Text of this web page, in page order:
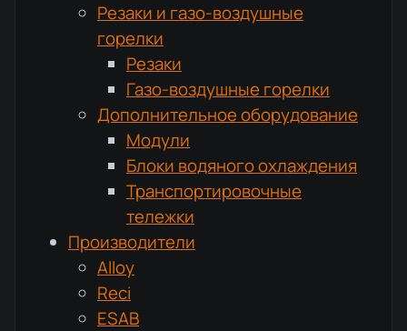
Резаки и газо-воздушные
горелки
Резаки
Газо-воздушные горелки
Дополнительное оборудование
Модули
Блоки водяного охлаждения
Транспортировочные
тележки
Производители
Alloy
Reci
ESAB